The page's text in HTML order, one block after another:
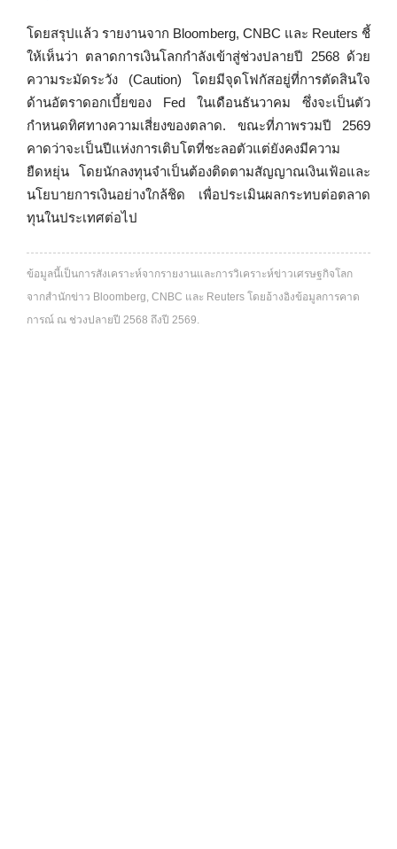
โดยสรุปแล้ว รายงานจาก Bloomberg, CNBC และ Reuters ชี้
ให้เห็นว่า ตลาดการเงินโลกกำลังเข้าสู่ช่วงปลายปี 2568 ด้วย
ความระมัดระวัง (Caution) โดยมีจุดโฟกัสอยู่ที่การตัดสินใจ
ด้านอัตราดอกเบี้ยของ Fed ในเดือนธันวาคม ซึ่งจะเป็นตัว
กำหนดทิศทางความเสี่ยงของตลาด. ขณะที่ภาพรวมปี 2569
คาดว่าจะเป็นปีแห่งการเติบโตที่ชะลอตัวแต่ยังคงมีความ
ยืดหยุ่น โดยนักลงทุนจำเป็นต้องติดตามสัญญาณเงินเฟ้อและ
นโยบายการเงินอย่างใกล้ชิด เพื่อประเมินผลกระทบต่อตลาด
ทุนในประเทศต่อไป
ข้อมูลนี้เป็นการสังเคราะห์จากรายงานและการวิเคราะห์ข่าวเศรษฐกิจโลก
จากสำนักข่าว Bloomberg, CNBC และ Reuters โดยอ้างอิงข้อมูลการคาด
การณ์ ณ ช่วงปลายปี 2568 ถึงปี 2569.